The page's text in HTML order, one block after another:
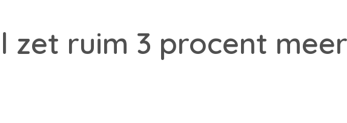
zet ruim 3 procent meer